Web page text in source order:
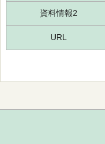
資料情報2
URL